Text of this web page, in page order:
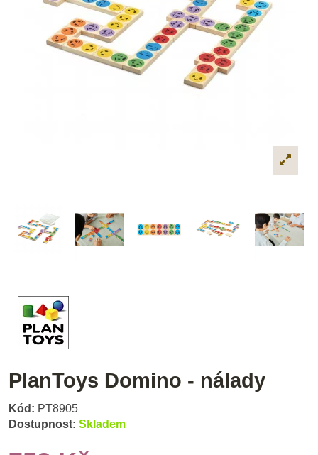
PlanToys Domino - nálady
Kód: PT8905
Dostupnost: Skladem